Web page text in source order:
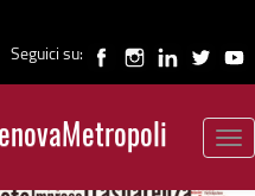
Seguici su: